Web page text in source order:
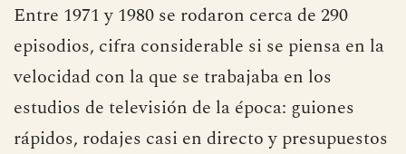
Entre 1971 y 1980 se rodaron cerca de 290
episodios, cifra considerable si se piensa en la
velocidad con la que se trabajaba en los
estudios de televisión de la época: guiones
rápidos, rodajes casi en directo y presupuestos